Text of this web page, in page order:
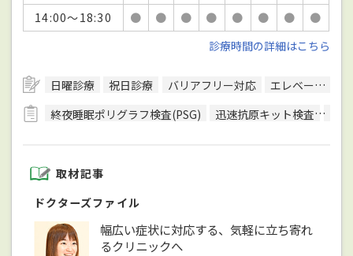
14:00～18:30
● ● ● ● ● ● ●
●
診療時間の詳細はこちら
日曜診療 祝日診療 バリアフリー対応
エレベーターあり
終夜睡眠ポリグラフ検査(PSG)
迅速抗原キット検査
取材記事
ドクターズファイル
幅広い症状に対応する、気軽に立ち寄れ
るクリニックへ